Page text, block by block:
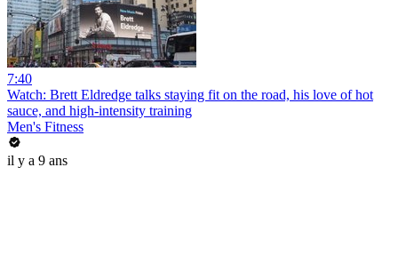
7:40
Watch: Brett Eldredge talks staying fit on the road, his love of hot
sauce, and high-intensity training
Men's Fitness
il y a 9 ans